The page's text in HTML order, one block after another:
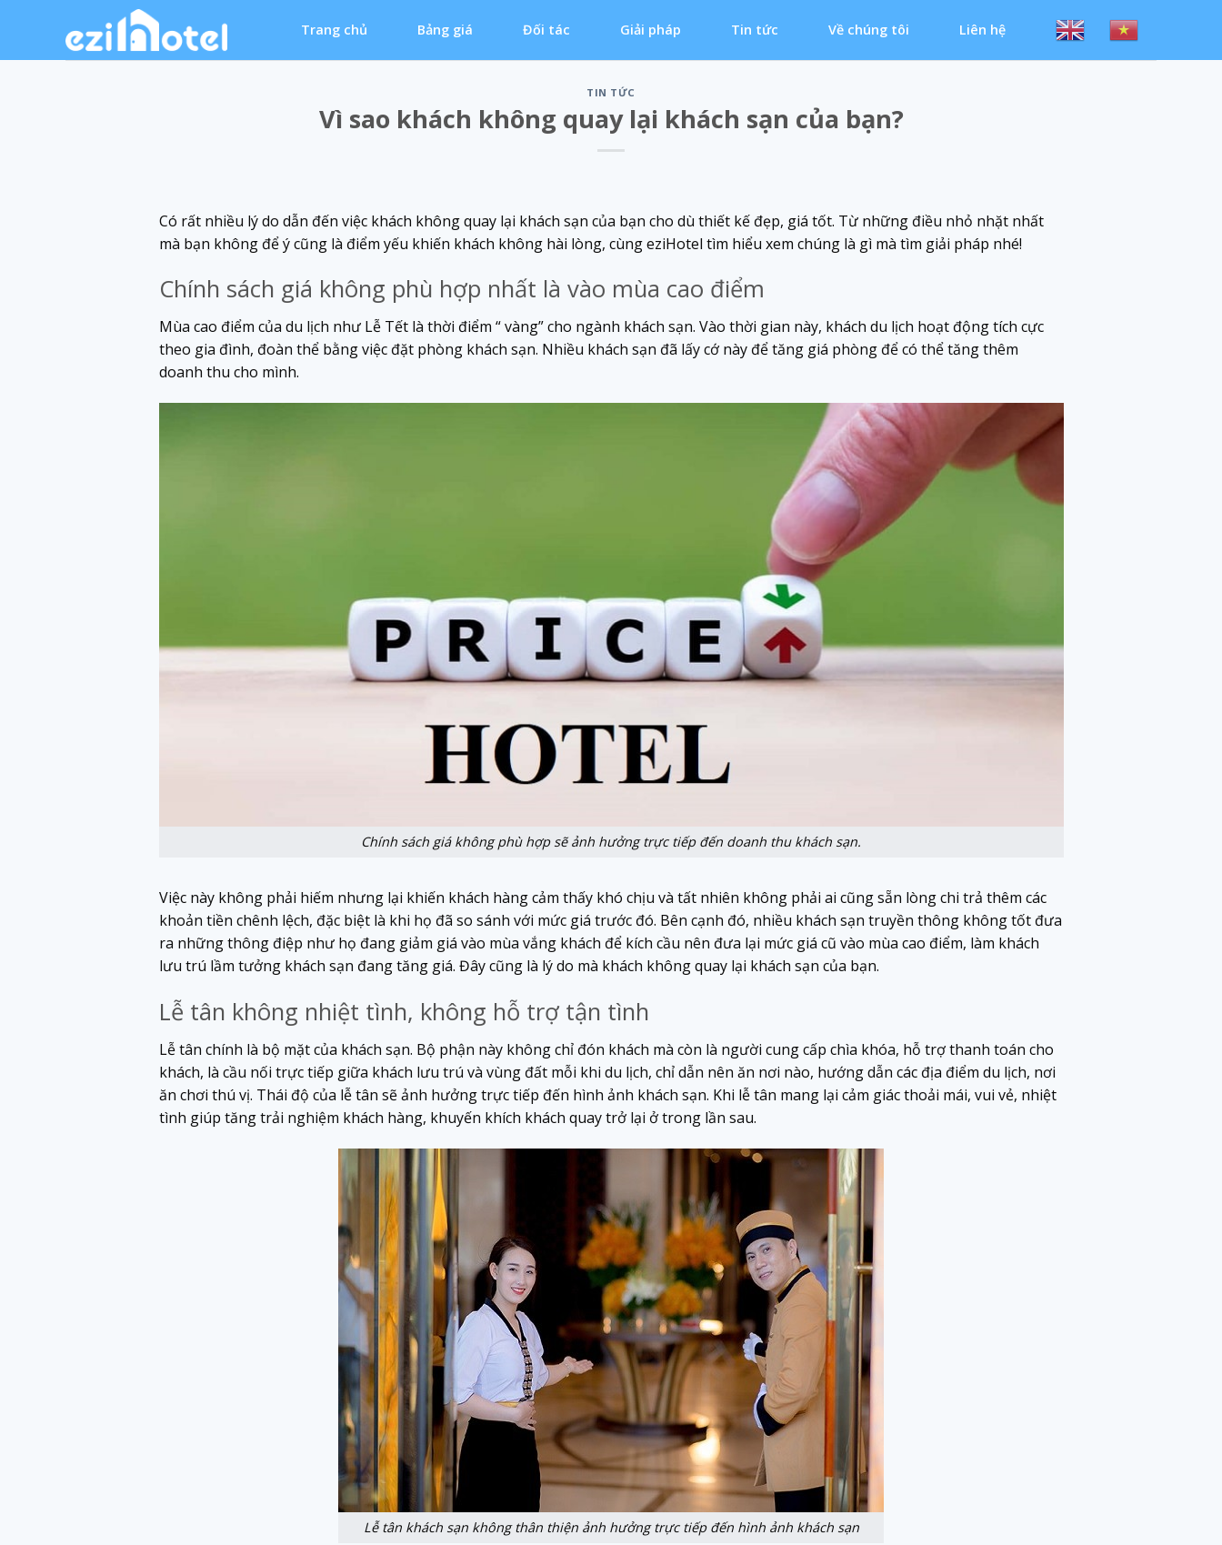
content
Trang chủ Bảng giá Đối tác Giải pháp Tin tức Về chúng tôi Liên hệ
TIN TỨC
Vì sao khách không quay lại khách sạn của bạn?
Có rất nhiều lý do dẫn đến việc khách không quay lại khách sạn của bạn cho dù thiết kế đẹp, giá tốt. Từ những điều nhỏ nhặt nhất
mà bạn không để ý cũng là điểm yếu khiến khách không hài lòng, cùng eziHotel tìm hiểu xem chúng là gì mà tìm giải pháp nhé!
Chính sách giá không phù hợp nhất là vào mùa cao điểm
Mùa cao điểm của du lịch như Lễ Tết là thời điểm “ vàng” cho ngành khách sạn. Vào thời gian này, khách du lịch hoạt động tích cực
theo gia đình, đoàn thể bằng việc đặt phòng khách sạn. Nhiều khách sạn đã lấy cớ này để tăng giá phòng để có thể tăng thêm
doanh thu cho mình.
Chính sách giá không phù hợp sẽ ảnh hưởng trực tiếp đến doanh thu khách sạn.
Việc này không phải hiếm nhưng lại khiến khách hàng cảm thấy khó chịu và tất nhiên không phải ai cũng sẵn lòng chi trả thêm các
khoản tiền chênh lệch, đặc biệt là khi họ đã so sánh với mức giá trước đó. Bên cạnh đó, nhiều khách sạn truyền thông không tốt đưa
ra những thông điệp như họ đang giảm giá vào mùa vắng khách để kích cầu nên đưa lại mức giá cũ vào mùa cao điểm, làm khách
lưu trú lầm tưởng khách sạn đang tăng giá. Đây cũng là lý do mà khách không quay lại khách sạn của bạn.
Lễ tân không nhiệt tình, không hỗ trợ tận tình
Lễ tân chính là bộ mặt của khách sạn. Bộ phận này không chỉ đón khách mà còn là người cung cấp chìa khóa, hỗ trợ thanh toán cho
khách, là cầu nối trực tiếp giữa khách lưu trú và vùng đất mỗi khi du lịch, chỉ dẫn nên ăn nơi nào, hướng dẫn các địa điểm du lịch, nơi
ăn chơi thú vị. Thái độ của lễ tân sẽ ảnh hưởng trực tiếp đến hình ảnh khách sạn. Khi lễ tân mang lại cảm giác thoải mái, vui vẻ, nhiệt
tình giúp tăng trải nghiệm khách hàng, khuyến khích khách quay trở lại ở trong lần sau.
Lễ tân khách sạn không thân thiện ảnh hưởng trực tiếp đến hình ảnh khách sạn